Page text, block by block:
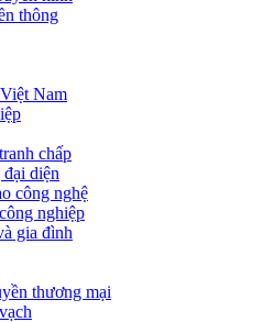
thông
Nam
chấp
diện
công nghệ
nghiệp
gia đình
thương mại